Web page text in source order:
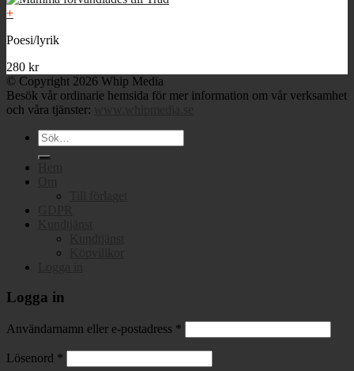
+
Poesi/lyrik
280 kr
© Copyright 2026 Whip Media
Besök vår ordinarie hemsida för mer information om vår verksamhet
och våra tjänster:
Sök
efter:
Logga in
Användarnamn eller e-postadress *
Lösenord *